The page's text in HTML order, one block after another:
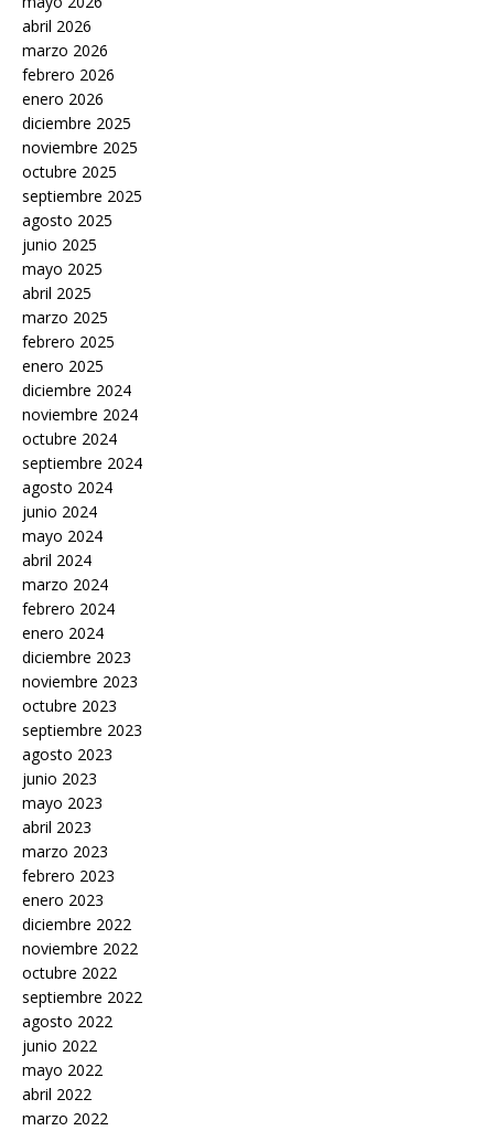
abril 2026
marzo 2026
febrero 2026
enero 2026
diciembre 2025
noviembre 2025
octubre 2025
septiembre 2025
agosto 2025
junio 2025
mayo 2025
abril 2025
marzo 2025
febrero 2025
enero 2025
diciembre 2024
noviembre 2024
octubre 2024
septiembre 2024
agosto 2024
junio 2024
mayo 2024
abril 2024
marzo 2024
febrero 2024
enero 2024
diciembre 2023
noviembre 2023
octubre 2023
septiembre 2023
agosto 2023
junio 2023
mayo 2023
abril 2023
marzo 2023
febrero 2023
enero 2023
diciembre 2022
noviembre 2022
octubre 2022
septiembre 2022
agosto 2022
junio 2022
mayo 2022
abril 2022
marzo 2022